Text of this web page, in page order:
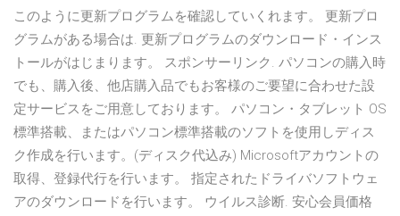
このように更新プログラムを確認していくれます。 更新プロ
グラムがある場合は. 更新プログラムのダウンロード・インス
トールがはじまります。 スポンサーリンク. パソコンの購入時
でも、購入後、他店購入品でもお客様のご要望に合わせた設
定サービスをご用意しております。 パソコン・タブレット OS
標準搭載、またはパソコン標準搭載のソフトを使用しディス
ク作成を行います。(ディスク代込み) Microsoftアカウントの
取得、登録代行を行います。 指定されたドライバソフトウェ
アのダウンロードを行います。 ウイルス診断. 安心会員価格